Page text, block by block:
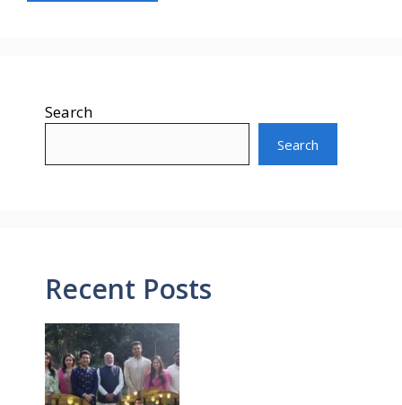
Search
Search
Recent Posts